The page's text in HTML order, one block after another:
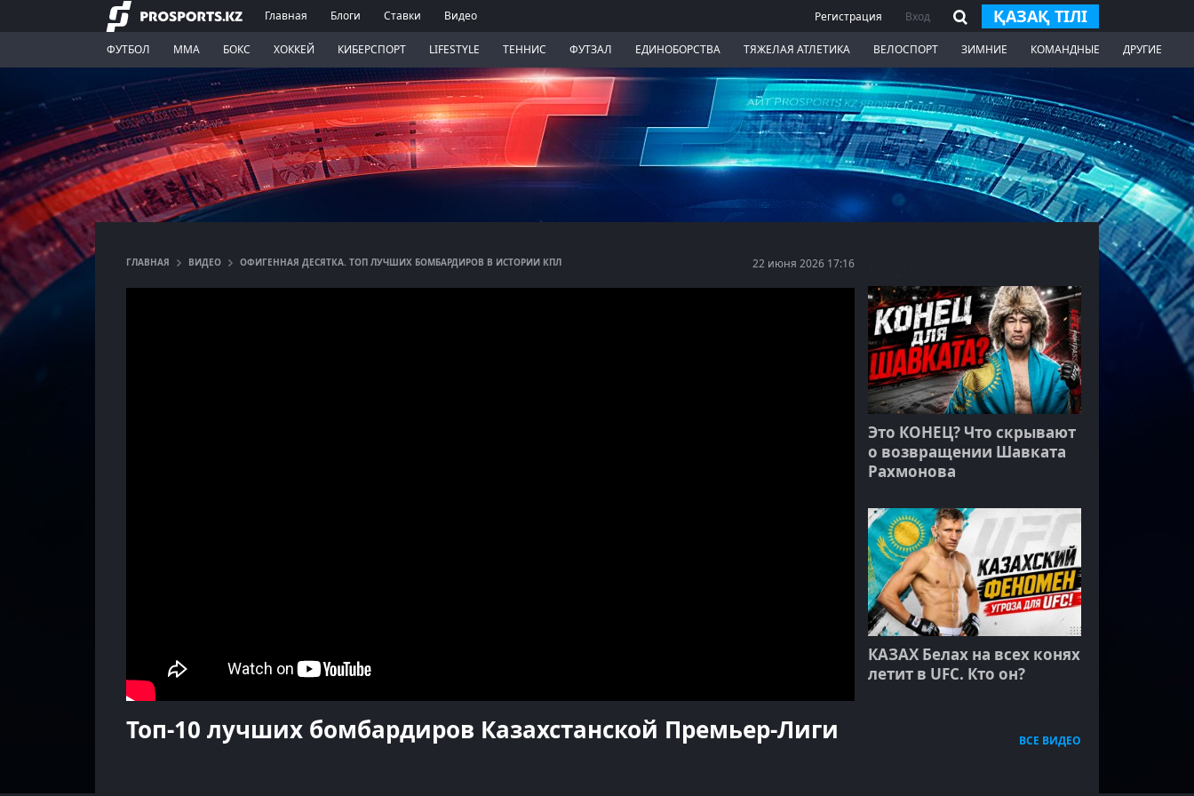
Главная Блоги Ставки Видео Регистрация Вход ҚАЗАҚ ТІЛІ
ФУТБОЛ ММА БОКС ХОККЕЙ КИБЕРСПОРТ LIFESTYLE ТЕННИС ФУТЗАЛ ЕДИНОБОРСТВА ТЯЖЕЛАЯ АТЛЕТИКА ВЕЛОСПОРТ ЗИМНИЕ КОМАНДНЫЕ ДРУГИЕ
ГЛАВНАЯ ВИДЕО ОФИГЕННАЯ ДЕСЯТКА. ТОП ЛУЧШИХ БОМБАРДИРОВ В ИСТОРИИ КПЛ 22 июня 2026 17:16
Топ-10 лучших бомбардиров Казахстанской Премьер-Лиги
Это КОНЕЦ? Что скрывают
о возвращении Шавката
Рахмонова
КАЗАХ Белах на всех конях
летит в UFC. Кто он?
ВСЕ ВИДЕО